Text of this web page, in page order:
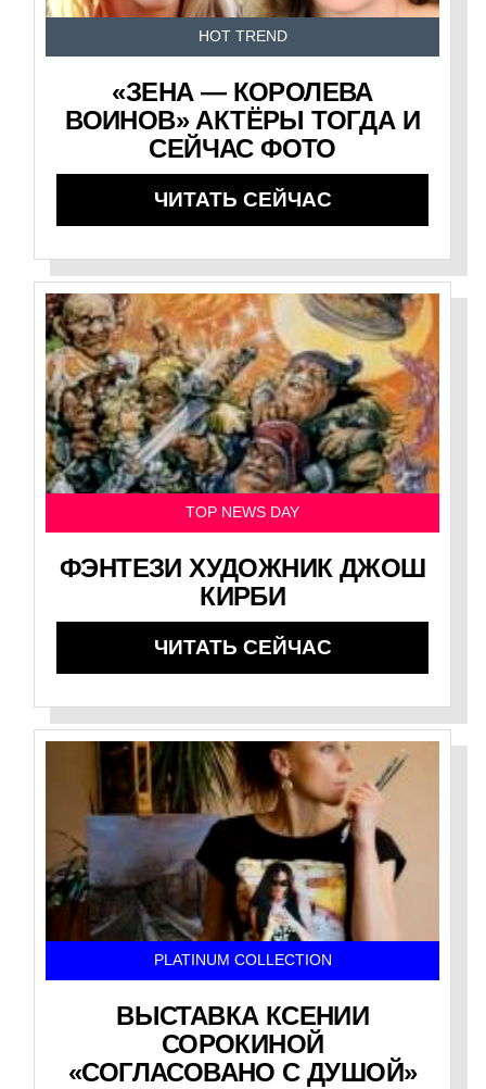
HOT TREND
«ЗЕНА — КОРОЛЕВА
ВОИНОВ» АКТЁРЫ ТОГДА И
СЕЙЧАС ФОТО
ЧИТАТЬ СЕЙЧАС
TOP NEWS DAY
ФЭНТЕЗИ ХУДОЖНИК ДЖОШ
КИРБИ
ЧИТАТЬ СЕЙЧАС
PLATINUM COLLECTION
ВЫСТАВКА КСЕНИИ
СОРОКИНОЙ
«СОГЛАСОВАНО С ДУШОЙ»